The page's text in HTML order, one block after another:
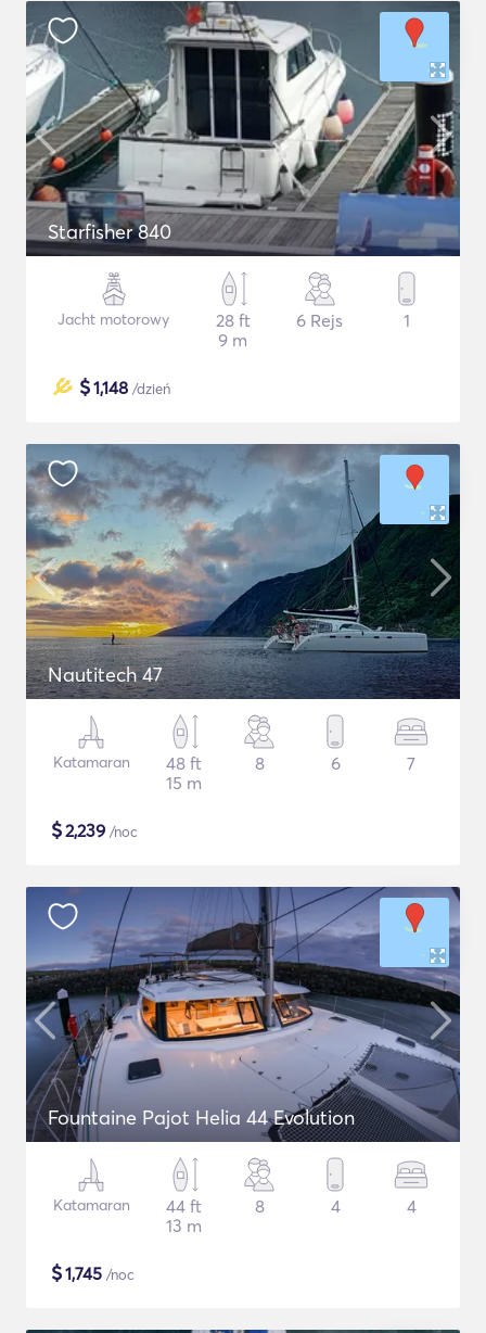
Starfisher 840
Jacht motorowy
28 ft
9 m
6 Rejs 1
$1,148 /dzień
Nautitech 47
Katamaran
48 ft
15 m
8 6 7
$2,239 /noc
Fountaine Pajot Helia 44 Evolution
Katamaran
44 ft
13 m
8 4 4
$1,745 /noc